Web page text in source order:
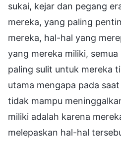
sukai, kejar dan pegang
mereka, yang paling
mereka, hal-hal yang
yang mereka miliki,
paling sulit untuk mereka
utama mengapa pada
tidak mampu
miliki adalah karena
melepaskan hal-hal